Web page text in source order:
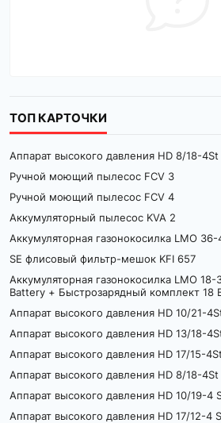
ТОП КАРТОЧКИ
Аппарат высокого давления HD 8/18-4St
Ручной моющий пылесос FCV 3
Ручной моющий пылесос FCV 4
Аккумуляторный пылесос KVA 2
Аккумуляторная газонокосилка LMO
SE флисовый фильтр-мешок KFI 657
Аккумуляторная газонокосилка LMO
Battery + Быстрозарядный комплект 18
Аппарат высокого давления HD 10/21-
Аппарат высокого давления HD 13/18-
Аппарат высокого давления HD 17/15-4St
Аппарат высокого давления HD 8/18-4St
Аппарат высокого давления HD 10/19-4
Аппарат высокого давления HD 17/12-4